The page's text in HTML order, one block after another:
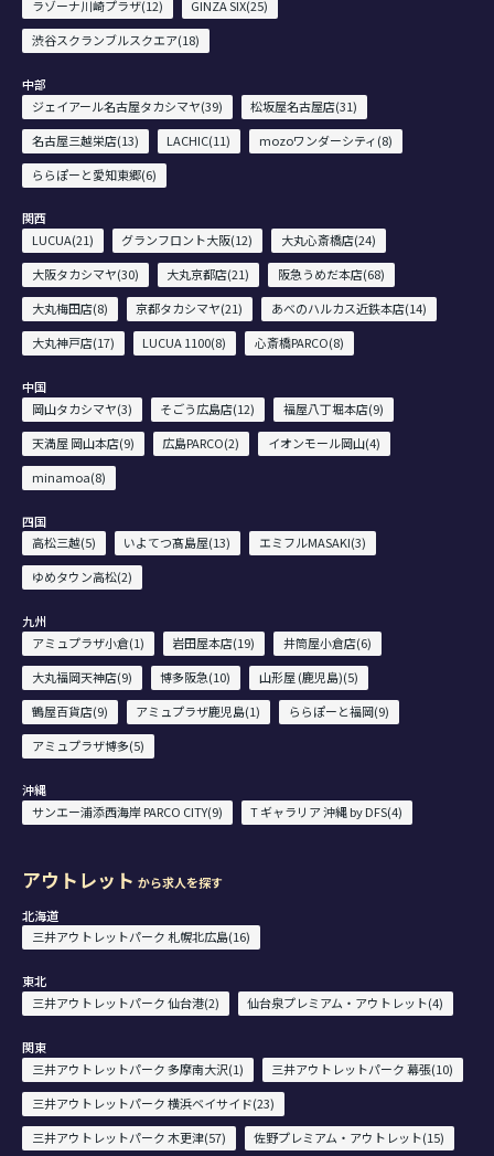
ラゾーナ川崎プラザ(12)
GINZA SIX(25)
渋谷スクランブルスクエア(18)
中部
ジェイアール名古屋タカシマヤ(39)
松坂屋名古屋店(31)
名古屋三越栄店(13)
LACHIC(11)
mozoワンダーシティ(8)
ららぽーと愛知東郷(6)
関西
LUCUA(21)
グランフロント大阪(12)
大丸心斎橋店(24)
大阪タカシマヤ(30)
大丸京都店(21)
阪急うめだ本店(68)
大丸梅田店(8)
京都タカシマヤ(21)
あべのハルカス近鉄本店(14)
大丸神戸店(17)
LUCUA 1100(8) 心斎橋PARCO(8)
中国
岡山タカシマヤ(3)
そごう広島店(12)
福屋八丁堀本店(9)
天満屋 岡山本店(9)
広島PARCO(2)
イオンモール岡山(4)
minamoa(8)
四国
高松三越(5)
いよてつ髙島屋(13)
エミフルMASAKI(3)
ゆめタウン高松(2)
九州
アミュプラザ小倉(1)
岩田屋本店(19)
井筒屋小倉店(6)
大丸福岡天神店(9)
博多阪急(10)
山形屋 (鹿児島)(5)
鶴屋百貨店(9)
アミュプラザ鹿児島(1)
ららぽーと福岡(9)
アミュプラザ博多(5)
沖縄
サンエー浦添西海岸 PARCO CITY(9)
T ギャラリア 沖縄 by DFS(4)
アウトレット から求人を探す
北海道
三井アウトレットパーク 札幌北広島(16)
東北
三井アウトレットパーク 仙台港(2)
仙台泉プレミアム・アウトレット(4)
関東
三井アウトレットパーク 多摩南大沢(1)
三井アウトレットパーク 幕張(10)
三井アウトレットパーク 横浜ベイサイド(23)
三井アウトレットパーク 木更津(57)
佐野プレミアム・アウトレット(15)